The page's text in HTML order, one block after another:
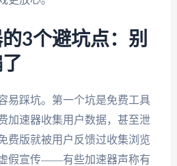
3个避坑点：别
易踩坑。第一个坑是免费工具
速器收集用户数据，甚至泄
费版就被用户反馈过收集浏览
假宣传——有些加速器声称有